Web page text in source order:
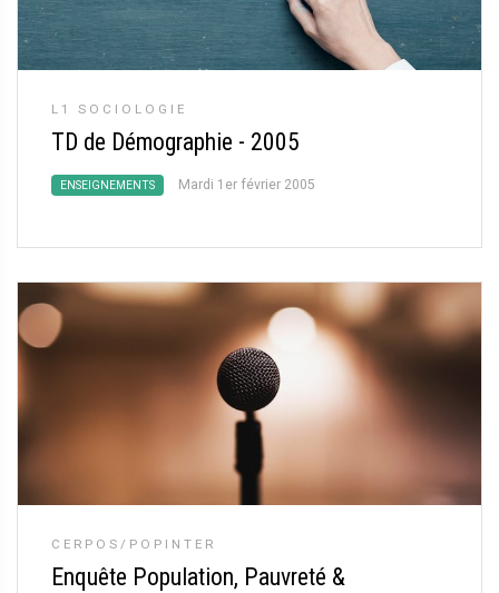
L1 SOCIOLOGIE
TD de Démographie - 2005
ENSEIGNEMENTS Mardi 1er février 2005
CERPOS/POPINTER
Enquête Population, Pauvreté &